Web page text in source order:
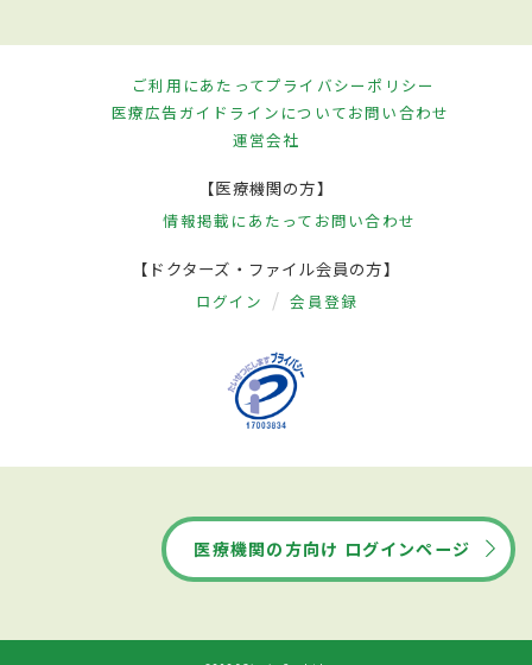
ご利用にあたってプライバシーポリシー
医療広告ガイドラインについてお問い合わせ
運営会社
【医療機関の方】
情報掲載にあたって お問い合わせ
【ドクターズ・ファイル会員の方】
ログイン 会員登録
医療機関の方向け ログインページ